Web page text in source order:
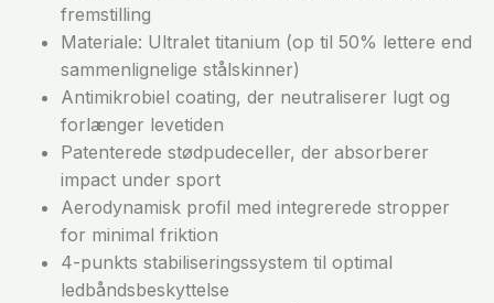
fremstilling
Materiale: Ultralet titanium (op til 50% lettere end
sammenlignelige stålskinner)
Antimikrobiel coating, der neutraliserer lugt og
forlænger levetiden
Patenterede stødpudeceller, der absorberer
impact under sport
Aerodynamisk profil med integrerede stropper
for minimal friktion
4-punkts stabiliseringssystem til optimal
ledbåndsbeskyttelse